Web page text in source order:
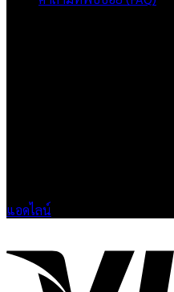
แอดไลน์